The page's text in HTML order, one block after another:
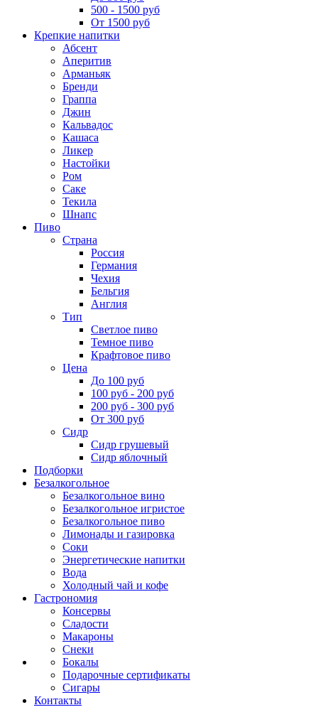
500 - 1500 руб
От 1500 руб
Крепкие напитки
Абсент
Аперитив
Арманьяк
Бренди
Граппа
Джин
Кальвадос
Кашаса
Ликер
Настойки
Ром
Саке
Текила
Шнапс
Пиво
Страна
Россия
Германия
Чехия
Бельгия
Англия
Тип
Светлое пиво
Темное пиво
Крафтовое пиво
Цена
До 100 руб
100 руб - 200 руб
200 руб - 300 руб
От 300 руб
Сидр
Сидр грушевый
Сидр яблочный
Подборки
Безалкогольное
Безалкогольное вино
Безалкогольное игристое
Безалкогольное пиво
Лимонады и газировка
Соки
Энергетические напитки
Вода
Холодный чай и кофе
Гастрономия
Консервы
Сладости
Макароны
Снеки
Бокалы
Подарочные сертификаты
Сигары
Контакты